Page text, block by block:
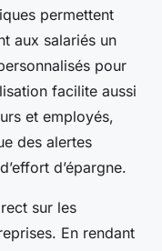
permettent
aux salariés un
pour
facilite aussi
et employés,
des alertes
d’épargne.
sur les
En rendant